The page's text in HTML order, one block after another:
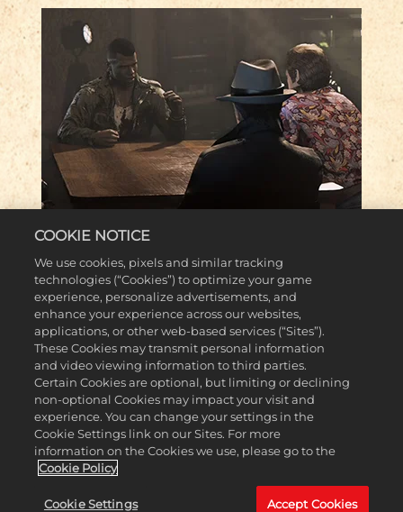
MORE NEWS
ИССЛЕДУЙТЕ ОГРОМНЫЙ
РАЗНООБРАЗНЫЙ МИР
Каждый городской квартал
обладает своим уникальным
характером — от делового района
до байю.
СОЗДАЙТЕ НОВУЮ ПРЕСТУПНУЮ
СЕМЬЮ
Привлекайте заместителей,
которые возглавят отдельные
районы вашей преступной
империи, и разблокируйте
ВСЯ ИСТОРИЯ В ОДНОМ
COOKIE NOTICE
We use cookies, pixels and similar tracking
technologies (“Cookies”) to optimize your game
experience, personalize advertisements, and
enhance your experience across our websites,
applications, or other web-based services (“Sites”).
These Cookies may transmit personal information
and video viewing information to third parties.
Certain Cookies are optional, but limiting or declining
non-optional Cookies may impact your visit and
experience. You can change your settings in the
Cookie Settings link on our Sites. For more
information on the Cookies we use, please go to the
Cookie Policy
Cookie Settings Accept Cookies